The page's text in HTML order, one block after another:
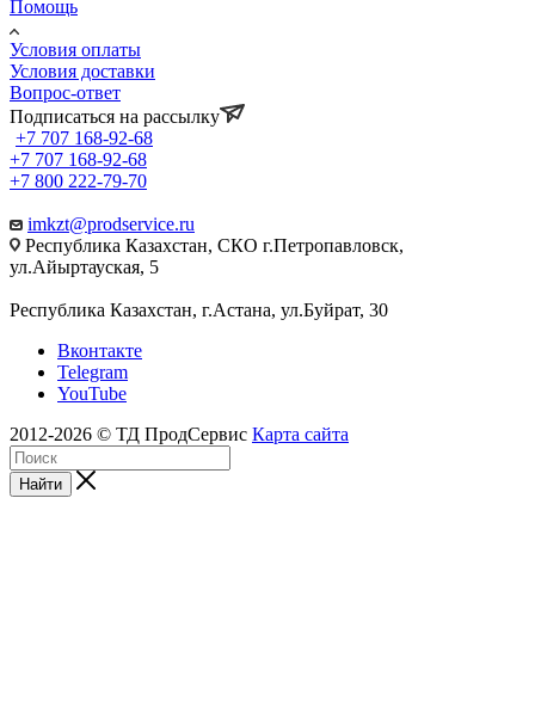
Помощь
Условия оплаты
Условия доставки
Вопрос-ответ
Подписаться на рассылку
+7 707 168-92-68
+7 707 168-92-68
+7 800 222-79-70
imkzt@prodservice.ru
Республика Казахстан, СКО г.Петропавловск,
ул.Айыртауская, 5
Республика Казахстан, г.Астана, ул.Буйрат, 30
Вконтакте
Telegram
YouTube
2012-2026 © ТД ПродСервис Карта сайта
Найти